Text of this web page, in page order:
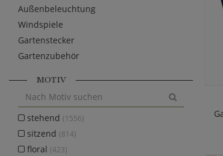
Außenbeleuchtung
Windspiele
Gartenstecker
Gartenzubehör
MOTIV
stehend (1556)
sitzend (814)
floral (423)